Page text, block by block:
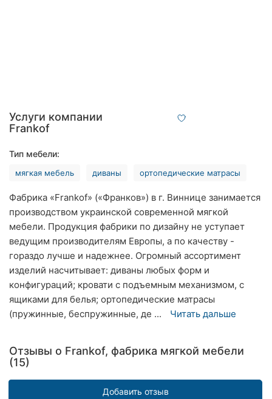
Хмельницкий
Ровно
Кропивницкий
Киев
Харьков
Запорожье
Днепр
Кривой
Рог
Услуги компании
Frankof
Тип мебели:
мягкая мебель диваны ортопедические матрасы
Фабрика «Frankof» («Франков») в г. Виннице занимается
производством украинской современной мягкой
мебели. Продукция фабрики по дизайну не уступает
ведущим производителям Европы, а по качеству -
гораздо лучше и надежнее. Огромный ассортимент
изделий насчитывает: диваны любых форм и
конфигураций; кровати с подъемным механизмом, с
ящиками для белья; ортопедические матрасы
(пружинные, беспружинные, де ...
Читать дальше
Отзывы о Frankof, фабрика мягкой мебели
(15)
Добавить отзыв